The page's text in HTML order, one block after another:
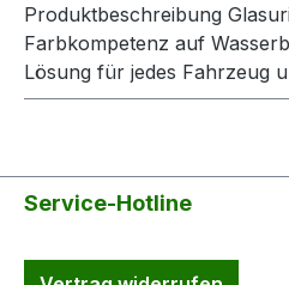
Produktbeschreibung
Farbkompetenz auf
Lösung für jedes Fahrzeug
Service-Hotline